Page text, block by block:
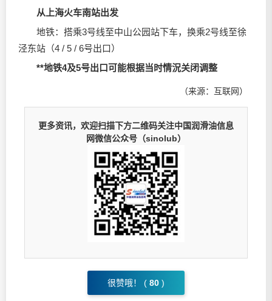
从上海火车南站出发
地铁：搭乘3号线至中山公园站下车，换乘2号线至徐
泾东站（4 / 5 / 6号出口）
**地铁4及5号出口可能根据当时情況关闭调整
（来源：互联网）
更多资讯，欢迎扫描下方二维码关注中国润滑油信息
网微信公众号（sinolub）
很赞哦！ ( 80 )